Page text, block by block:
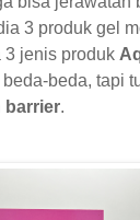
3 produk gel
3 jenis produk
beda, tapi
barrier.